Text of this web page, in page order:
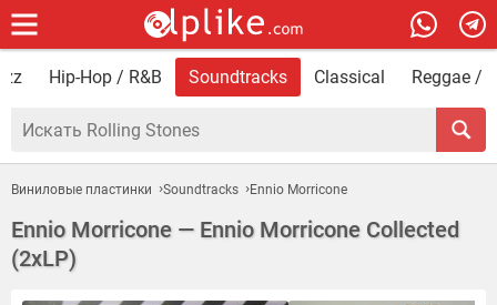
Hip-Hop / R&B Soundtracks Classical Reggae /
Виниловые пластинки Soundtracks Ennio Morricone
Ennio Morricone — Ennio Morricone Collected
(2xLP)